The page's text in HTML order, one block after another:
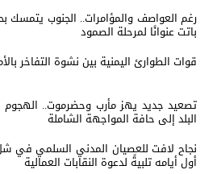
رغم العواصف والمؤامرات.. الجنوب يتمسك
باتت عنوانًا لمرحلة الصمود
قوات الطوارئ اليمنية بين نشوة التفاخر
تصعيد جديد يهز مأرب وحضرموت.. الهجوم
البلد إلى حافة المواجهة الشاملة
نجاح لافت للعصيان المدني السلمي في
أول أيامه تلبيةً لدعوة النقابات العمالية